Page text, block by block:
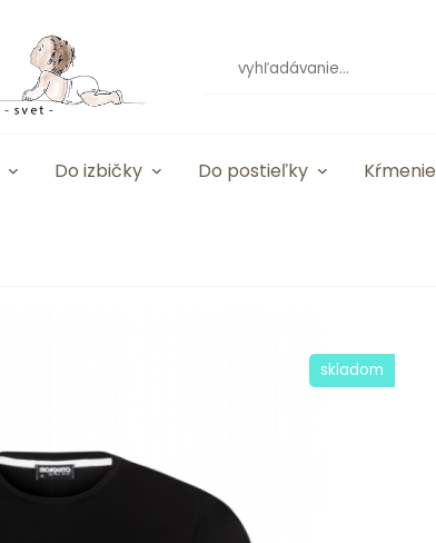
Do izbičky Do postieľky Kŕmenie
skladom